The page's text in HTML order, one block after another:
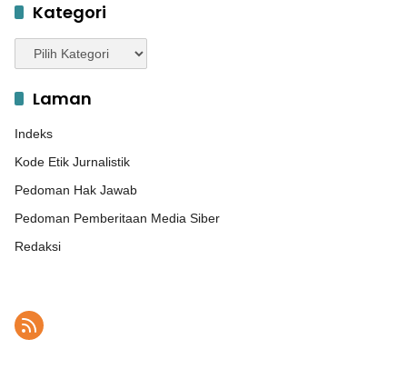
Kategori
Kategori
Laman
Indeks
Kode Etik Jurnalistik
Pedoman Hak Jawab
Pedoman Pemberitaan Media Siber
Redaksi